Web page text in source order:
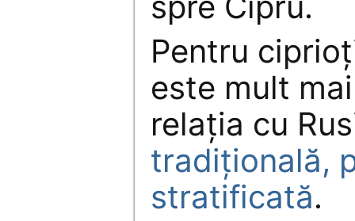
Pentru
este mult
relaţia cu
tradiţională,
stratificată.